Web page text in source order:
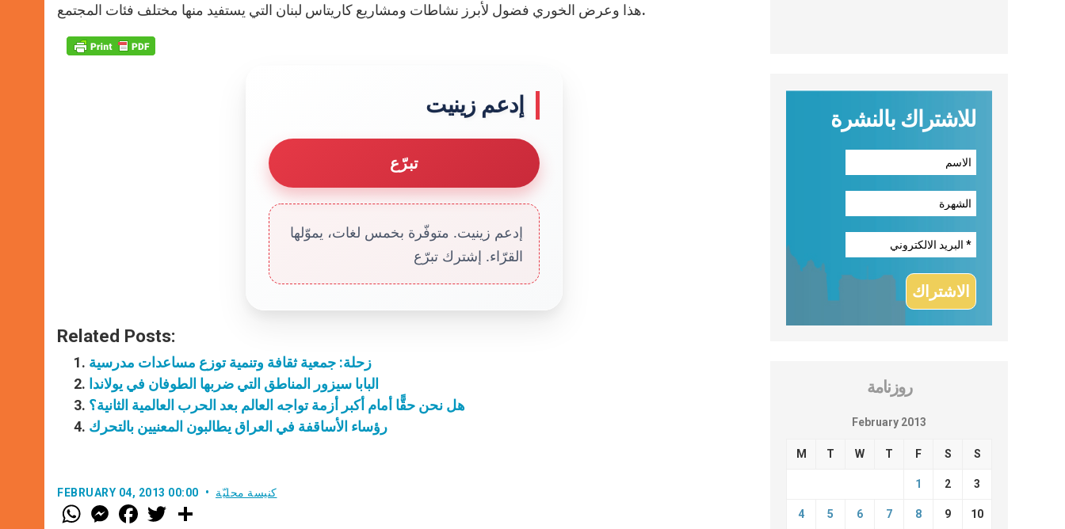
هذا وعرض الخوري فضول لأبرز نشاطات ومشاريع كاريتاس لبنان التي يستفيد منها مختلف فئات المجتمع.
إدعم زينيت
تبرّع
إدعم زينيت. متوفّرة بخمس لغات، يموّلها
القرّاء. إشترك تبرّع
Related Posts:
زحلة: جمعية ثقافة وتنمية توزع مساعدات مدرسية
البابا سيزور المناطق التي ضربها الطوفان في يولاندا
هل نحن حقًّا أمام أكبر أزمة تواجه العالم بعد الحرب العالمية الثانية؟
رؤساء الأساقفة في العراق يطالبون المعنيين بالتحرك
FEBRUARY 04, 2013 00:00 كنيسة محليّة
W
h
M
e
F
a w
للاشتراك بالنشرة
روزنامة
February 2013
M T W T F S S
1 2 3
4 5 6 7 8 9 10